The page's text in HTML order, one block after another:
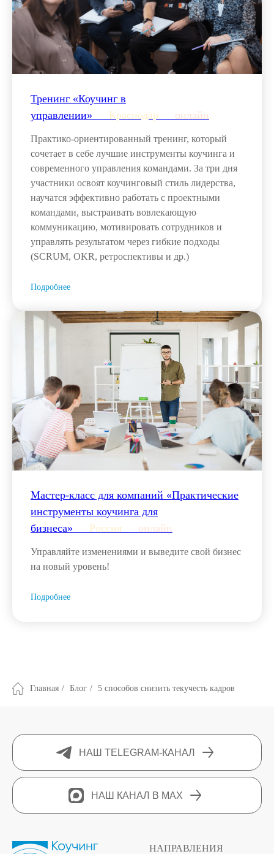
Тренинг «Коучинг в
управлении»___ Краснодар онлайн
Практико-ориентированный тренинг, который
сочетает в себе лучшие инструменты коучинга и
современного управления командами. За три дня
участники освоят коучинговый стиль лидерства,
научатся эффективно работать с проектными
командами, выстраивать вовлекающую
коммуникацию, мотивировать сотрудников и
управлять результатом через гибкие подходы
(SCRUM, OKR, ретроспективы и др.)
Подробнее
Мастер-класс для компаний «Практические
инструменты коучинга для
бизнеса»___ Россия онлайн
Управляйте изменениями и выведите свой бизнес
на новый уровень!
Подробнее
Главная / Блог / 5 способов снизить текучесть кадров
НАШ TELEGRAM-КАНАЛ
НАШ КАНАЛ В MAX
НАПРАВЛЕНИЯ